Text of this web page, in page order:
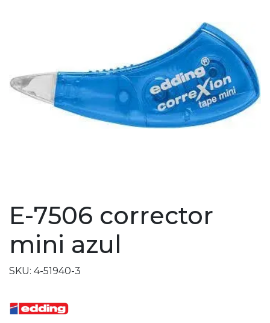
E-7506 corrector
mini azul
SKU: 4-51940-3